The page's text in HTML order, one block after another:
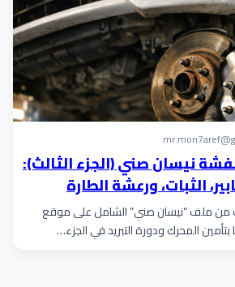
نيسان صني (الجزء الثالث):
الثبات، ورعشة الطارة
من ملف “نيسان صني” الشامل على موقع
المحرك ودورة التبريد في الجزء…